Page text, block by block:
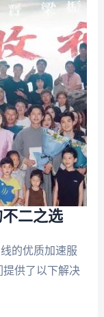
二之选
的优质加速服
供了以下解决